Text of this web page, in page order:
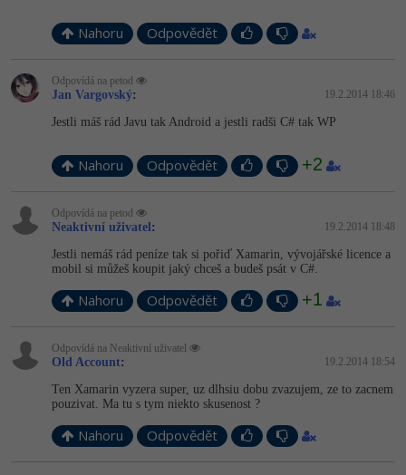
Více
Sítě
Fórum
Nahoru Odpovědět
Odpovídá na petod
Jan Vargovský: 19.2.2014 18:46
Jestli máš rád Javu tak Android a jestli radši C# tak WP
Nahoru Odpovědět +2
Odpovídá na petod
Neaktivní uživatel: 19.2.2014 18:48
Jestli nemáš rád peníze tak si pořiď Xamarin, vývojářské licence a
mobil si můžeš koupit jaký chceš a budeš psát v C#.
Nahoru Odpovědět +1
Odpovídá na Neaktivní uživatel
Old Account: 19.2.2014 18:54
Ten Xamarin vyzera super, uz dlhsiu dobu zvazujem, ze to zacnem
pouzivat. Ma tu s tym niekto skusenost ?
Nahoru Odpovědět